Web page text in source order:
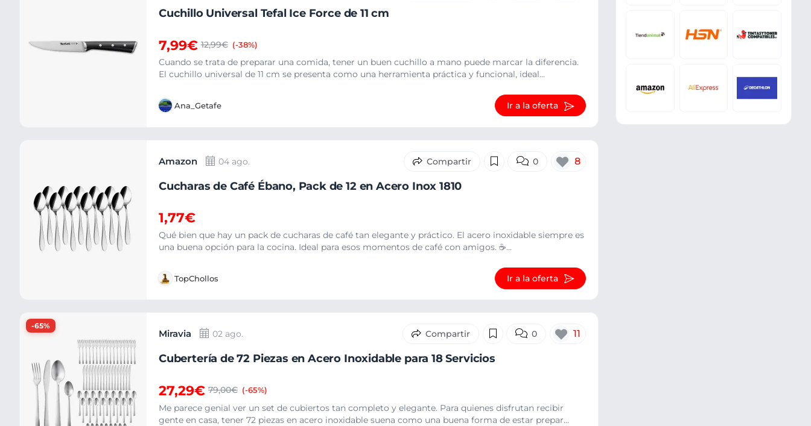
Cuchillo Universal Tefal Ice Force de 11 cm
7,99€ 12,99€ (-38%)
Cuando se trata de preparar una comida, tener un buen cuchillo a mano puede marcar la diferencia.
El cuchillo universal de 11 cm se presenta como una herramienta práctica y funcional, ideal...
Ana_Getafe Ir a la oferta
Amazon 04 ago. 0 8
Cucharas de Café Ébano, Pack de 12 en Acero Inox 1810
1,77€
Qué bien que hay un pack de cucharas de café tan elegante y práctico. El acero inoxidable siempre es
una buena opción para la cocina. Ideal para esos momentos de café con amigos. ☕...
TopChollos Ir a la oferta
-65%
Miravia 02 ago. 0 11
Cubertería de 72 Piezas en Acero Inoxidable para 18 Servicios
27,29€ 79,00€ (-65%)
Me parece genial ver un set de cubiertos tan completo y elegante. Para quienes disfrutan recibir
gente en casa, tener 72 piezas en acero inoxidable suena como una buena forma de estar prepar...